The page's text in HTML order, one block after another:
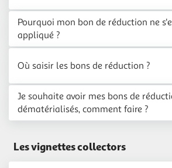
Pourquoi mon bon de réduction ne
appliqué ?
Où saisir les bons de réduction ?
Je souhaite avoir mes bons de
dématérialisés, comment faire ?
Les vignettes collectors